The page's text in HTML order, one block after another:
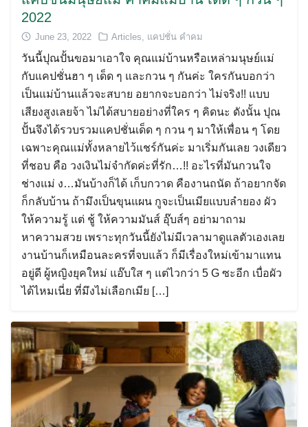
2022
June 23, 2022 Articles, แคปชั่น คำคม
วันนี้ปุณปั้นขอมาเอาใจ คุณแม่บ้านหรือเหล่ามนุษย์เเม่
กับแคปชั่นฮา ๆ เด็ด ๆ และกวน ๆ กันค่ะ ใครกันบอกว่า
เป็นแม่บ้านแล้วจะสบาย อยากจะบอกว่า ไม่จริง!! แบบ
เสียงสูงเลยจ้า ไม่ได้สบายอย่างที่ใคร ๆ คิดนะ ดังนั้น ปุณ
ปั้นจึงได้รวบรวมแคปชั่นเด็ด ๆ กวน ๆ มาให้เพื่อน ๆ โดย
เฉพาะคุณแม่ทั้งหลายไว้แชร์กันค่ะ มาเริ่มกันเลย วงเดียว
ที่ชอบ คือ วงเงินไม่จำกัดค่ะที่รัก…!! อะไรที่มันกวนใจ
ช่างแม่ ง…มันบ้างก็ได้ เก็บกวาด คืองานถนัด ถ้าอยากจัด
ก็กลับบ้าน ถ้ามึงเป็นขุนแผน กูจะเป็นเมียแบบลำยอง ผัว
ให้ความรู้ แต่ ชู้ ให้ความมันส์ อุ๊บส์ๆ อย่ามาถาม
หาความสวย เพราะทุกวันนี้ยังไม่มีเวลามาดูแลตัวเองเลย
งานบ้านก็เหมือนละครที่จบแล้ว ก็มีเรื่องใหม่เข้ามาแทน
อยู่ดี ผู้หญิงยุคใหม่ แอ๊บใส ๆ แต่ไวกว่า 5 G ซะอีก เบื่อผัว
ได้ไหมเนี่ย ที่มึงไม่เลือกเมีย […]